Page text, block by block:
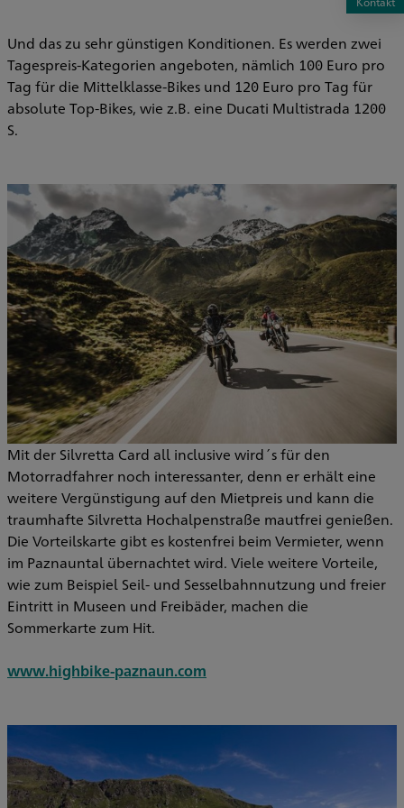
Und das zu sehr günstigen Konditionen. Es werden zwei
Tagespreis-Kategorien angeboten, nämlich 100 Euro pro
Tag für die Mittelklasse-Bikes und 120 Euro pro Tag für
absolute Top-Bikes, wie z.B. eine Ducati Multistrada 1200
S.
Mit der Silvretta Card all inclusive wird´s für den
Motorradfahrer noch interessanter, denn er erhält eine
weitere Vergünstigung auf den Mietpreis und kann die
traumhafte Silvretta Hochalpenstraße mautfrei genießen.
Die Vorteilskarte gibt es kostenfrei beim Vermieter, wenn
im Paznauntal übernachtet wird. Viele weitere Vorteile,
wie zum Beispiel Seil- und Sesselbahnnutzung und freier
Eintritt in Museen und Freibäder, machen die
Sommerkarte zum Hit.
www.highbike-paznaun.com